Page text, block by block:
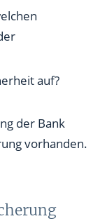
auf?
der Bank
vorhanden.